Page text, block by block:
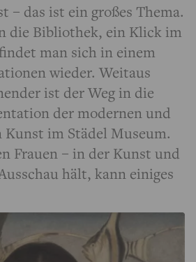
– das ist ein großes Thema.
die Bibliothek, ein Klick im
man sich in einem
wieder. Weitaus
ist der Weg in die
der modernen und
Kunst im Städel Museum.
Frauen – in der Kunst und
hält, kann einiges